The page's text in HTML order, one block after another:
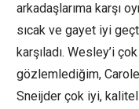
arkadaşlarıma karşı
sıcak ve gayet iyi
karşıladı. Wesley’i
gözlemlediğim,
Sneijder çok iyi,